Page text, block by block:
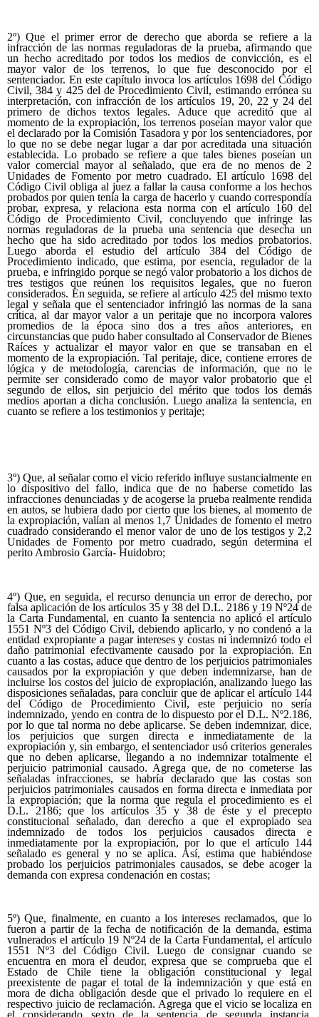
2º) Que el primer error de derecho que aborda se refiere a la
infracción de las normas reguladoras de la prueba, afirmando que
un hecho acreditado por todos los medios de convicción, es el
mayor valor de los terrenos, lo que fue desconocido por el
sentenciador. En este capítulo invoca los artículos 1698 del Código
Civil, 384 y 425 del de Procedimiento Civil, estimando errónea su
interpretación, con infracción de los artículos 19, 20, 22 y 24 del
primero de dichos textos legales. Aduce que acreditó que al
momento de la expropiación, los terrenos poseían mayor valor que
el declarado por la Comisión Tasadora y por los sentenciadores, por
lo que no se debe negar lugar a dar por acreditada una situación
establecida. Lo probado se refiere a que tales bienes poseían un
valor comercial mayor al señalado, que era de no menos de 2
Unidades de Fomento por metro cuadrado. El artículo 1698 del
Código Civil obliga al juez a fallar la causa conforme a los hechos
probados por quien tenía la carga de hacerlo y cuando correspondía
probar, expresa, y relaciona esta norma con el artículo 160 del
Código de Procedimiento Civil, concluyendo que infringe las
normas reguladoras de la prueba una sentencia que desecha un
hecho que ha sido acreditado por todos los medios probatorios.
Luego aborda el estudio del artículo 384 del Código de
Procedimiento indicado, que estima, por esencia, regulador de la
prueba, e infringido porque se negó valor probatorio a los dichos de
tres testigos que reúnen los requisitos legales, que no fueron
considerados. En seguida, se refiere al artículo 425 del mismo texto
legal y señala que el sentenciador infringió las normas de la sana
crítica, al dar mayor valor a un peritaje que no incorpora valores
promedios de la época sino dos a tres años anteriores, en
circunstancias que pudo haber consultado al Conservador de Bienes
Raíces y actualizar el mayor valor en que se transaban en el
momento de la expropiación. Tal peritaje, dice, contiene errores de
lógica y de metodología, carencias de información, que no le
permite ser considerado como de mayor valor probatorio que el
segundo de ellos, sin perjuicio del mérito que todos los demás
medios aportan a dicha conclusión. Luego analiza la sentencia, en
cuanto se refiere a los testimonios y peritaje;
3º) Que, al señalar como el vicio referido influye sustancialmente en
lo dispositivo del fallo, indica que de no haberse cometido las
infracciones denunciadas y de acogerse la prueba realmente rendida
en autos, se hubiera dado por cierto que los bienes, al momento de
la expropiación, valían al menos 1,7 Unidades de fomento el metro
cuadrado considerando el menor valor de uno de los testigos y 2,2
Unidades de Fomento por metro cuadrado, según determina el
perito Ambrosio García- Huidobro;
4º) Que, en seguida, el recurso denuncia un error de derecho, por
falsa aplicación de los artículos 35 y 38 del D.L. 2186 y 19 Nº24 de
la Carta Fundamental, en cuanto la sentencia no aplicó el artículo
1551 Nº3 del Código Civil, debiendo aplicarlo, y no condenó a la
entidad expropiante a pagar intereses y costas ni indemnizó todo el
daño patrimonial efectivamente causado por la expropiación. En
cuanto a las costas, aduce que dentro de los perjuicios patrimoniales
causados por la expropiación y que deben indemnizarse, han de
incluirse los costos del juicio de expropiación, analizando luego las
disposiciones señaladas, para concluir que de aplicar el artículo 144
del Código de Procedimiento Civil, este perjuicio no sería
indemnizado, yendo en contra de lo dispuesto por el D.L. Nº2.186,
por lo que tal norma no debe aplicarse. Se deben indemnizar, dice,
los perjuicios que surgen directa e inmediatamente de la
expropiación y, sin embargo, el sentenciador usó criterios generales
que no deben aplicarse, llegando a no indemnizar totalmente el
perjuicio patrimonial causado. Agrega que, de no cometerse las
señaladas infracciones, se habría declarado que las costas son
perjuicios patrimoniales causados en forma directa e inmediata por
la expropiación; que la norma que regula el procedimiento es el
D.L. 2186; que los artículos 35 y 38 de éste y el precepto
constitucional señalado, dan derecho a que el expropiado sea
indemnizado de todos los perjuicios causados directa e
inmediatamente por la expropiación, por lo que el artículo 144
señalado es general y no se aplica. Así, estima que habiéndose
probado los perjuicios patrimoniales causados, se debe acoger la
demanda con expresa condenación en costas;
5º) Que, finalmente, en cuanto a los intereses reclamados, que lo
fueron a partir de la fecha de notificación de la demanda, estima
vulnerados el artículo 19 Nº24 de la Carta Fundamental, el artículo
1551 Nº3 del Código Civil. Luego de consignar cuando se
encuentra en mora el deudor, expresa que se comprueba que el
Estado de Chile tiene la obligación constitucional y legal
preexistente de pagar el total de la indemnización y que está en
mora de dicha obligación desde que el privado lo requiere en el
respectivo juicio de reclamación. Agrega que el vicio se localiza en